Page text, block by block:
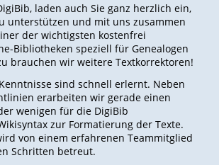
laden auch Sie ganz herzlich ein,
unterstützen und mit uns zusammen
der wichtigsten kostenfrei
Bibliotheken speziell für Genealogen
brauchen wir weitere Textkorrektoren!
sind schnell erlernt. Neben
erarbeiten wir gerade einen
wenigen für die DigiBib
zur Formatierung der Texte.
von einem erfahrenen Teammitglied
Schritten betreut.